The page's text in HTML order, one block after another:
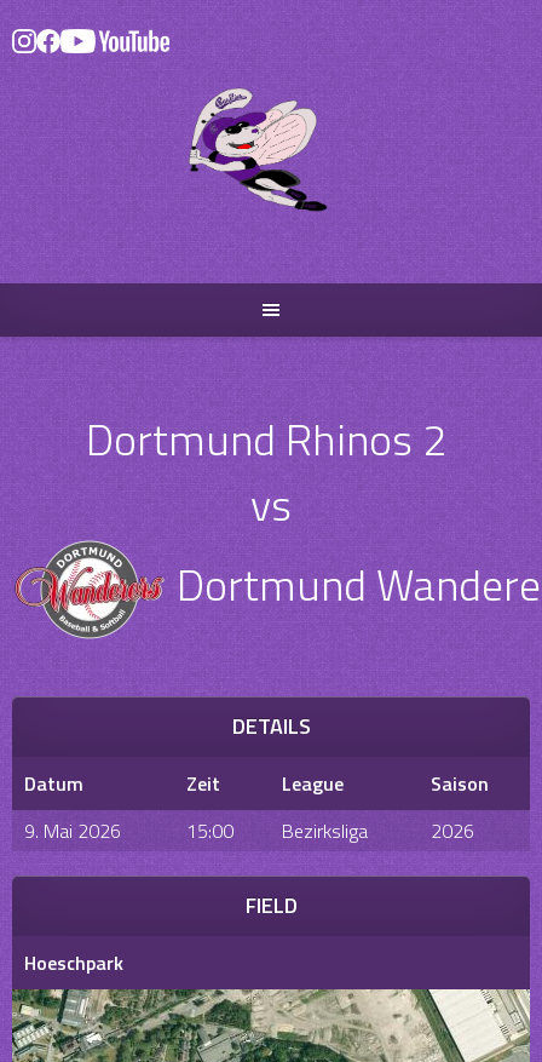
Skip
to
content
Dortmund Rhinos 2
vs
Dortmund
DETAILS
Datum Zeit League
Saison
9. Mai 2026
15:00 Bezirksliga 2026
FIELD
Hoeschpark